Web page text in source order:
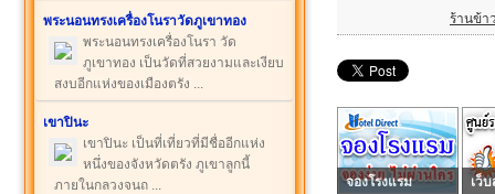
พระนอนทรงเครื่องโนราวัดภูเขาทอง
พระนอนทรงเครื่องโนรา วัด
ภูเขาทอง เป็นวัดที่สวยงามและเงียบ
สงบอีกแห่งของเมืองตรัง ...
เขาปินะ
เขาปินะ เป็นที่เที่ยวที่มีชื่ออีกแห่ง
หนึ่งของจังหวัดตรัง ภูเขาลูกนี้
ภายในกลวงจนถ ...
ร้านข้า
จองโรงแรม เว็